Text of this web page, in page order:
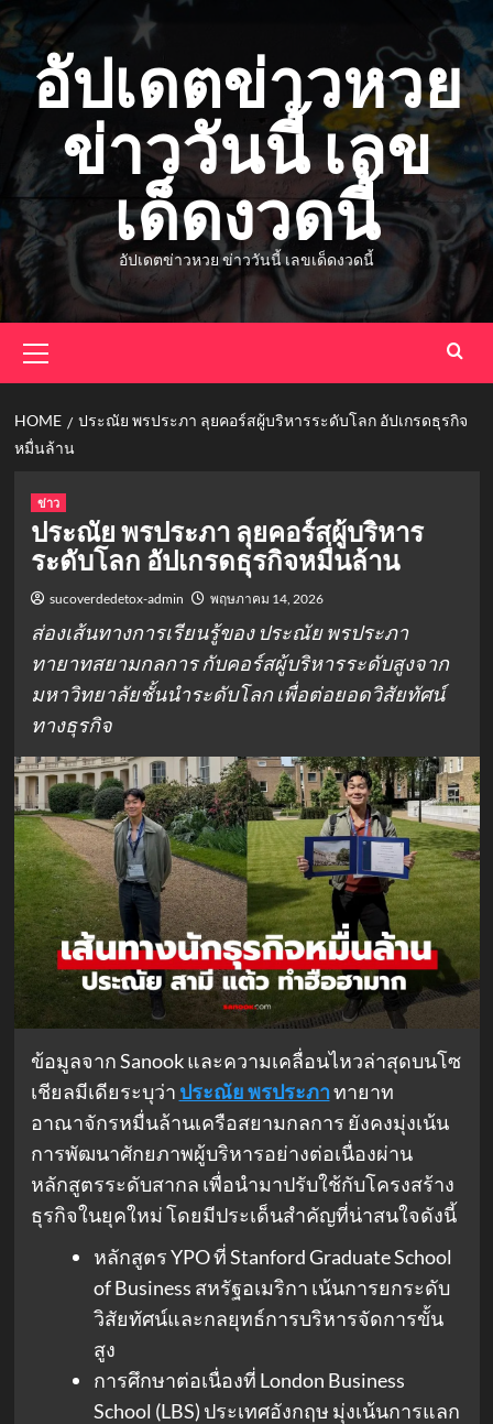
Skip
to
contentอัปเดตข่าวหวย
ข่าววันนี้ เลข
เด็ดงวดนี้
อัปเดตข่าวหวย ข่าววันนี้ เลขเด็ดงวดนี้
Menu
HOME
ประณัย พรประภา ลุยคอร์สผู้บริหารระดับโลก อัปเกรดธุรกิจ
หมื่นล้าน
ข่าว
ประณัย พรประภา ลุยคอร์สผู้บริหาร
ระดับโลก อัปเกรดธุรกิจหมื่นล้าน
sucoverdedetox-admin พฤษภาคม 14, 2026
ส่องเส้นทางการเรียนรู้ของ ประณัย พรประภา
ทายาทสยามกลการ กับคอร์สผู้บริหารระดับสูงจาก
มหาวิทยาลัยชั้นนำระดับโลก เพื่อต่อยอดวิสัยทัศน์
ทางธุรกิจ
ข้อมูลจาก Sanook และความเคลื่อนไหวล่าสุดบนโซ
เชียลมีเดียระบุว่า ประณัย พรประภาทายาท
อาณาจักรหมื่นล้านเครือสยามกลการ ยังคงมุ่งเน้น
การพัฒนาศักยภาพผู้บริหารอย่างต่อเนื่องผ่าน
หลักสูตรระดับสากล เพื่อนำมาปรับใช้กับโครงสร้าง
ธุรกิจในยุคใหม่ โดยมีประเด็นสำคัญที่น่าสนใจดังนี้
หลักสูตร YPO ที่ Stanford Graduate School
of Business สหรัฐอเมริกา เน้นการยกระดับ
วิสัยทัศน์และกลยุทธ์การบริหารจัดการขั้น
สูง
การศึกษาต่อเนื่องที่ London Business
School (LBS) ประเทศอังกฤษ มุ่งเน้นการแลก